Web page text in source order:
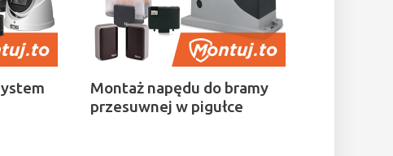
Montaż napędu do bramy
przesuwnej w pigułce